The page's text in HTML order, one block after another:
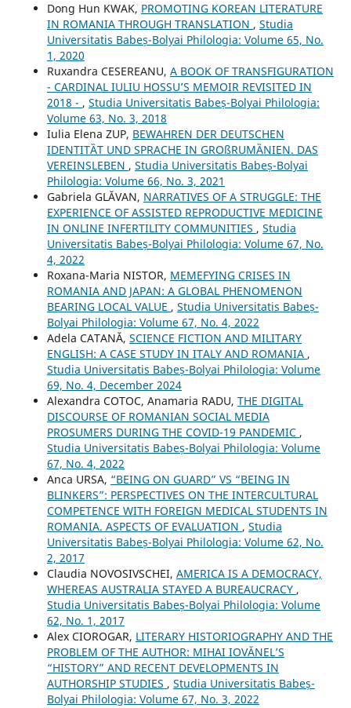
Dong Hun KWAK, PROMOTING KOREAN LITERATURE
IN ROMANIA THROUGH TRANSLATION , Studia
Universitatis Babeș-Bolyai Philologia: Volume 65, No.
1, 2020
Ruxandra CESEREANU, A BOOK OF TRANSFIGURATION
- CARDINAL IULIU HOSSU’S MEMOIR REVISITED IN
2018 - , Studia Universitatis Babeș-Bolyai Philologia:
Volume 63, No. 3, 2018
Iulia Elena ZUP, BEWAHREN DER DEUTSCHEN
IDENTITȀT UND SPRACHE IN GROßRUMȀNIEN. DAS
VEREINSLEBEN , Studia Universitatis Babeș-Bolyai
Philologia: Volume 66, No. 3, 2021
Gabriela GLĂVAN, NARRATIVES OF A STRUGGLE: THE
EXPERIENCE OF ASSISTED REPRODUCTIVE MEDICINE
IN ONLINE INFERTILITY COMMUNITIES , Studia
Universitatis Babeș-Bolyai Philologia: Volume 67, No.
4, 2022
Roxana-Maria NISTOR, MEMEFYING CRISES IN
ROMANIA AND JAPAN: A GLOBAL PHENOMENON
BEARING LOCAL VALUE , Studia Universitatis Babeș-
Bolyai Philologia: Volume 67, No. 4, 2022
Adela CATANĂ, SCIENCE FICTION AND MILITARY
ENGLISH: A CASE STUDY IN ITALY AND ROMANIA ,
Studia Universitatis Babeș-Bolyai Philologia: Volume
69, No. 4, December 2024
Alexandra COTOC, Anamaria RADU, THE DIGITAL
DISCOURSE OF ROMANIAN SOCIAL MEDIA
PROSUMERS DURING THE COVID-19 PANDEMIC ,
Studia Universitatis Babeș-Bolyai Philologia: Volume
67, No. 4, 2022
Anca URSA, “BEING ON GUARD” VS “BEING IN
BLINKERS”: PERSPECTIVES ON THE INTERCULTURAL
COMPETENCE WITH FOREIGN MEDICAL STUDENTS IN
ROMANIA. ASPECTS OF EVALUATION , Studia
Universitatis Babeș-Bolyai Philologia: Volume 62, No.
2, 2017
Claudia NOVOSIVSCHEI, AMERICA IS A DEMOCRACY,
WHEREAS AUSTRALIA STAYED A BUREAUCRACY ,
Studia Universitatis Babeș-Bolyai Philologia: Volume
62, No. 1, 2017
Alex CIOROGAR, LITERARY HISTORIOGRAPHY AND THE
PROBLEM OF THE AUTHOR: MIHAI IOVĂNEL’S
“HISTORY” AND RECENT DEVELOPMENTS IN
AUTHORSHIP STUDIES , Studia Universitatis Babeș-
Bolyai Philologia: Volume 67, No. 3, 2022